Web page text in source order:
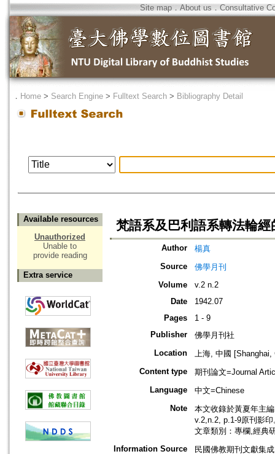
Site map．About us ． Consultative
． Home > Search Engine > Fulltext Search > Bibliography Detail
Available resources
Unauthorized
Unable to
provide reading
Extra service
梵語系及巴利語系轉法輪
Author
楊真
Source
佛學月刊
Volume
v.2 n.2
Date
1942.07
Pages
1 - 9
Publisher
佛學月刊社
Location
上海, 中國 [Shanghai,
Content type
期刊論文=Journal
Language
中文=Chinese
Note
本文收錄於黃夏年主
v.2,n.2, p.1-9原刊影印
文章類別：專欄,經典
Information Source
民國佛教期刊文獻集